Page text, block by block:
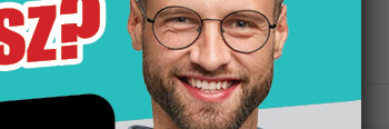
19,5 kg